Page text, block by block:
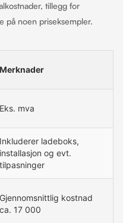
tillegg for
på noen priseksempler.
Merknader
Eks. mva
Inkluderer ladeboks,
installasjon og evt.
tilpasninger
Gjennomsnittlig kostnad
ca. 17 000